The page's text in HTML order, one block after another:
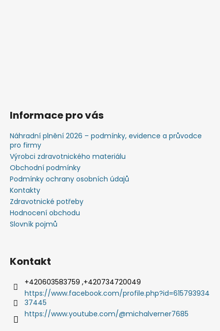
Informace pro vás
Náhradní plnění 2026 – podmínky, evidence a průvodce
pro firmy
Výrobci zdravotnického materiálu
Obchodní podmínky
Podmínky ochrany osobních údajů
Kontakty
Zdravotnické potřeby
Hodnocení obchodu
Slovník pojmů
Kontakt
+420603583759 ,+420734720049
https://www.facebook.com/profile.php?id=615793934
37445
https://www.youtube.com/@michalverner7685